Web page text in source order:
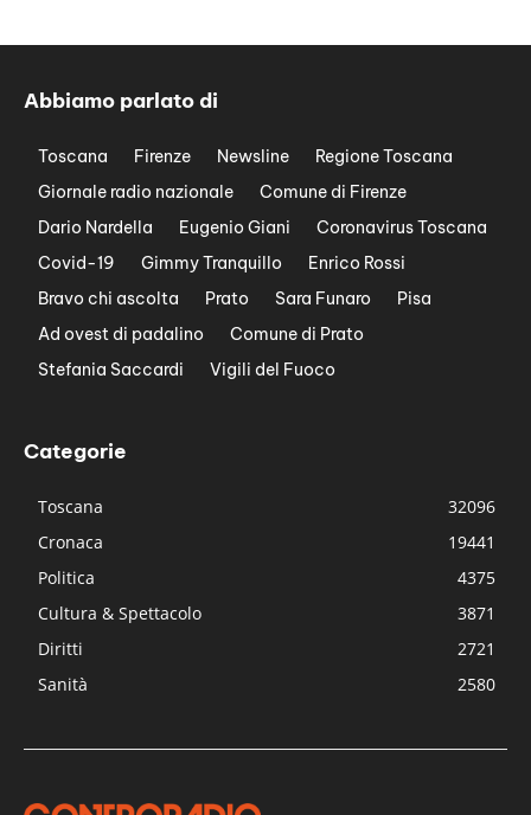
Abbiamo parlato di
Toscana Firenze Newsline
Regione Toscana
Giornale radio nazionale
Comune di Firenze
Dario Nardella
Eugenio Giani
Coronavirus Toscana
Covid-19
Gimmy Tranquillo
Enrico Rossi
Bravo chi ascolta
Prato Sara Funaro
Pisa
Ad ovest di padalino
Comune di Prato
Stefania Saccardi
Vigili del Fuoco
Categorie
Toscana
32096
Cronaca
19441
Politica
4375
Cultura & Spettacolo
3871
Diritti
2721
Sanità
2580